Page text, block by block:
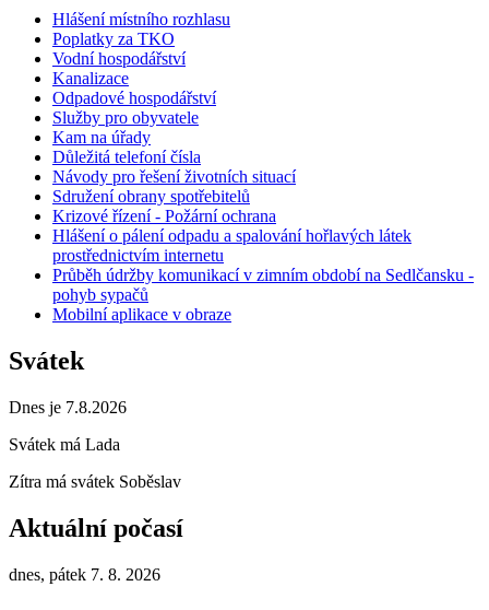
Hlášení místního rozhlasu
Poplatky za TKO
Vodní hospodářství
Kanalizace
Odpadové hospodářství
Služby pro obyvatele
Kam na úřady
Důležitá telefoní čísla
Návody pro řešení životních situací
Sdružení obrany spotřebitelů
Krizové řízení - Požární ochrana
Hlášení o pálení odpadu a spalování hořlavých látek
prostřednictvím internetu
Průběh údržby komunikací v zimním období na Sedlčansku -
pohyb sypačů
Mobilní aplikace v obraze
Svátek
Dnes je 7.8.2026
Svátek má Lada
Zítra má svátek Soběslav
Aktuální počasí
dnes, pátek 7. 8. 2026